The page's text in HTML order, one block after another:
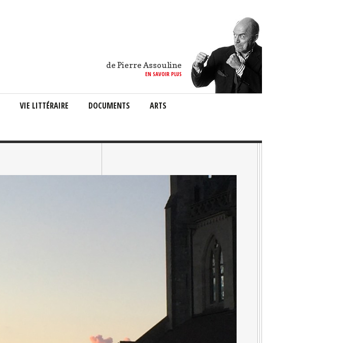
de Pierre Assouline
EN SAVOIR PLUS
VIE LITTÉRAIRE DOCUMENTS ARTS